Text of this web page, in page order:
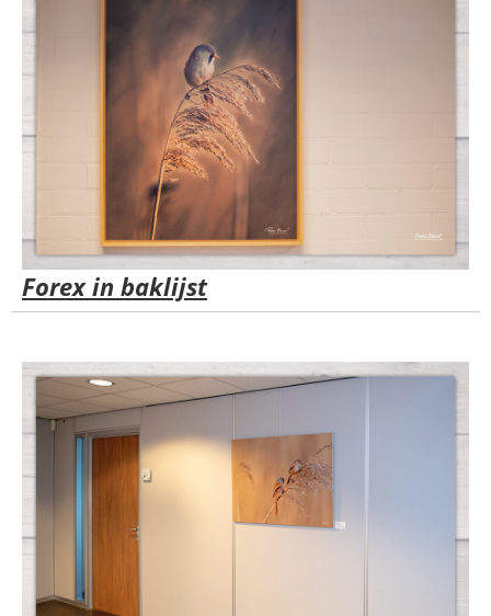
Forex in baklijst